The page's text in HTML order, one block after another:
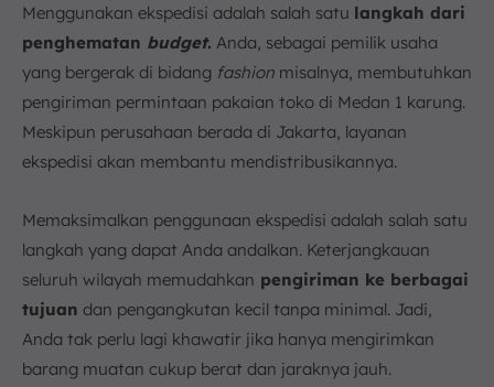
Menggunakan ekspedisi adalah salah satu langkah dari
penghematan budget. Anda, sebagai pemilik usaha
yang bergerak di bidang fashion misalnya, membutuhkan
pengiriman permintaan pakaian toko di Medan 1 karung.
Meskipun perusahaan berada di Jakarta, layanan
ekspedisi akan membantu mendistribusikannya.
Memaksimalkan penggunaan ekspedisi adalah salah satu
langkah yang dapat Anda andalkan. Keterjangkauan
seluruh wilayah memudahkan pengiriman ke berbagai
tujuan dan pengangkutan kecil tanpa minimal. Jadi,
Anda tak perlu lagi khawatir jika hanya mengirimkan
barang muatan cukup berat dan jaraknya jauh.